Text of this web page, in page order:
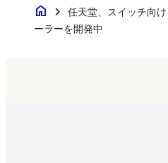
home chevron_right
任天堂、スイッチ向
ーラーを開発中